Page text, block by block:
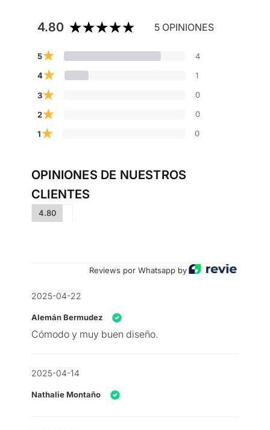
4.80 5 OPINIONES
5★ 4
4★ 1
3★ 0
2★ 0
1★ 0
OPINIONES DE NUESTROS
CLIENTES
4.80
Reviews por Whatsapp by
2025-04-22
Alemán Bermudez
Cómodo y muy buen diseño.
2025-04-14
Nathalie Montaño